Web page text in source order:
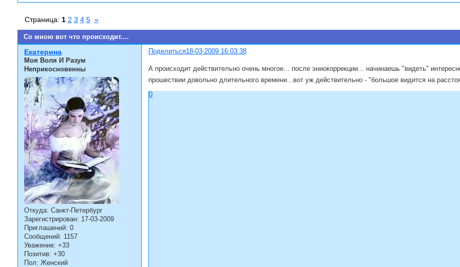
Со мною вот что происходит....
Страница: 1 2 3 4 5 »
Поделиться18-03-2009 16:03:38
Екатерина
Моя Воля И Разум
Неприкосновенны
Откуда: Санкт-Петербург
Зарегистрирован: 17-03-2009
Приглашений: 0
Сообщений: 1157
Уважение: +33
Позитив: +30
Пол: Женский
А происходит действительно очень многое... после эниокоррекции... начинаешь "видеть"
прошествии довольно длительного времени...вот уж действительно - "большое видится на
0